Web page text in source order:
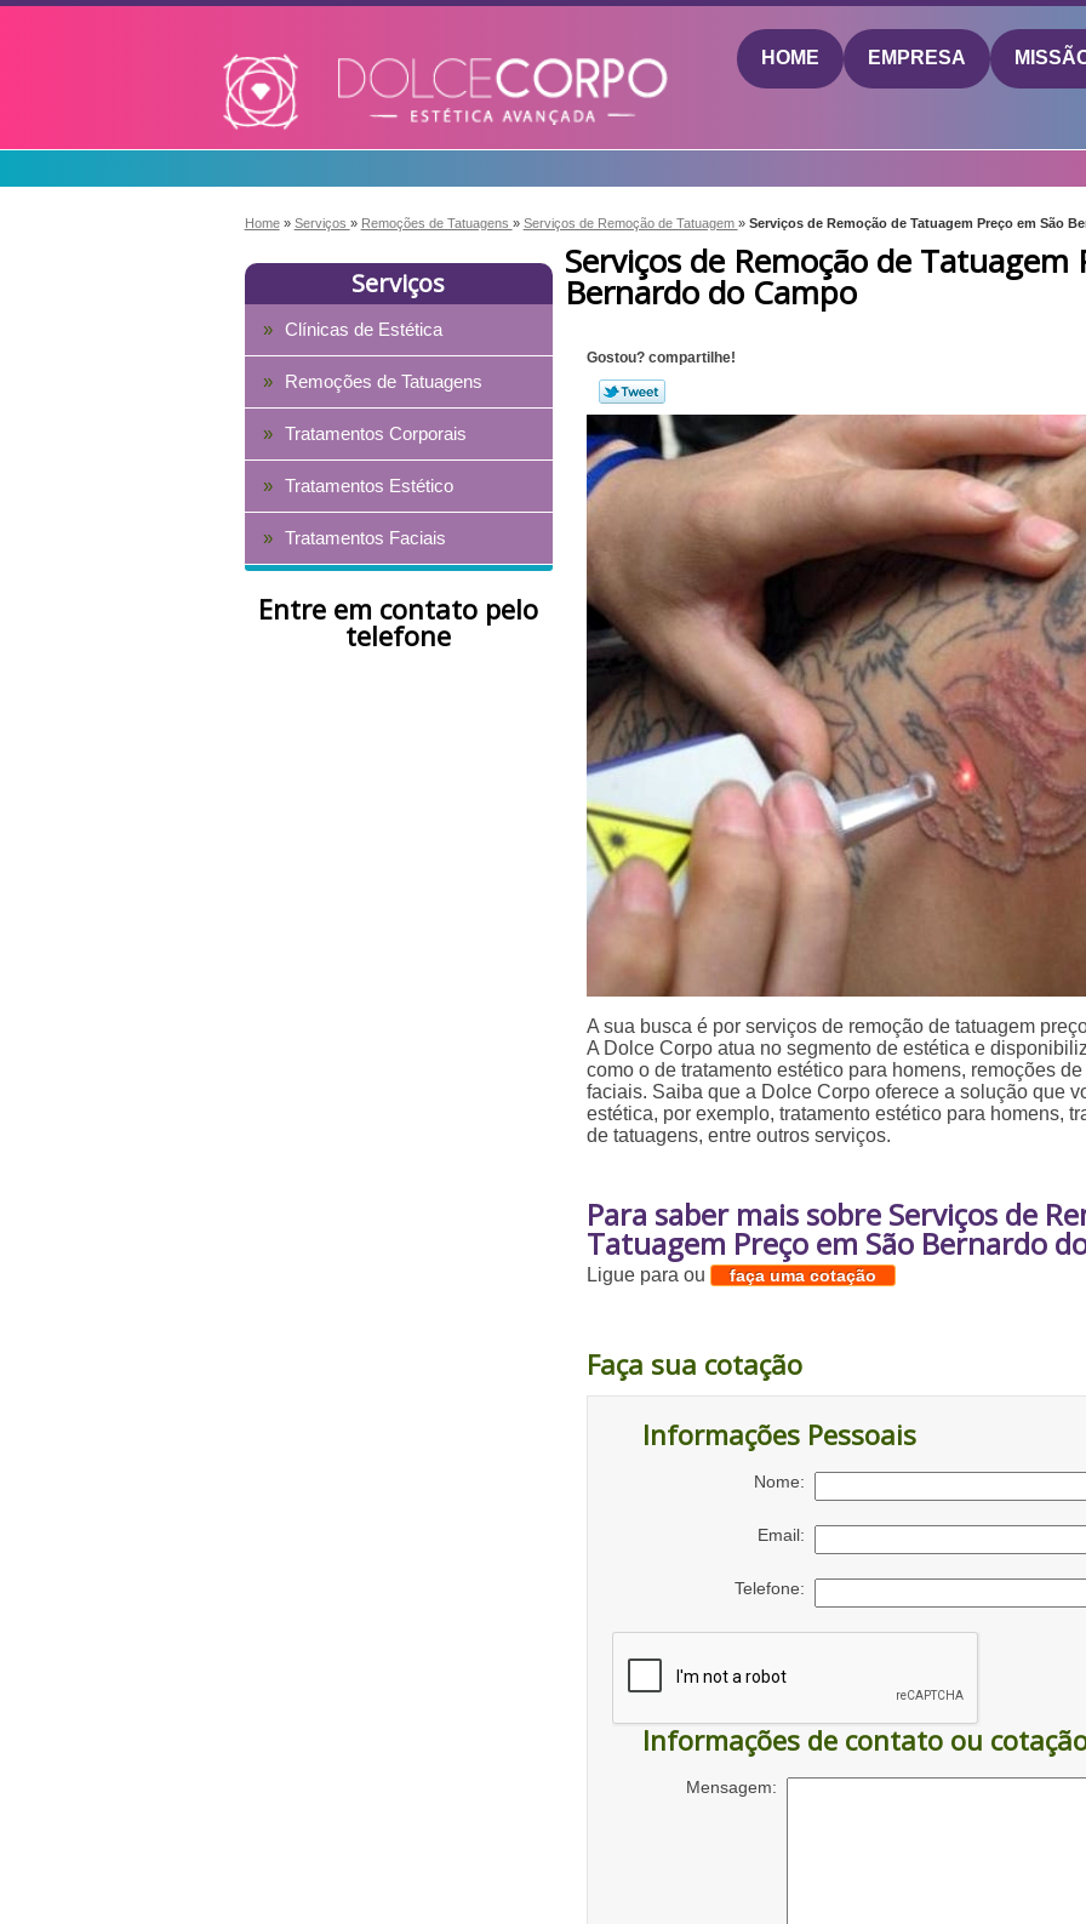
HOME EMPRESA
Home » Serviços » Remoções de Tatuagens » Serviços de Remoção de Tatuagem » Serviços de Remoção de Tatuagem Preço em São
Serviços
Clínicas de Estética
Remoções de Tatuagens
Tratamentos Corporais
Tratamentos Estético
Tratamentos Faciais
Entre em contato pelo
telefone
Serviços de Remoção de Tatuagem
Bernardo do Campo
Gostou? compartilhe!
A sua busca é por serviços de remoção de tatuagem
A Dolce Corpo atua no segmento de estética e
como o de tratamento estético para homens, remoções
faciais. Saiba que a Dolce Corpo oferece a solução que
estética, por exemplo, tratamento estético para homens,
de tatuagens, entre outros serviços.
Para saber mais sobre Serviços de
Tatuagem Preço em São Bernardo
Ligue paraou faça uma cotação
Faça sua cotação
Informações Pessoais
Nome:
Email:
Telefone:
Informações de contato ou
Mensagem: